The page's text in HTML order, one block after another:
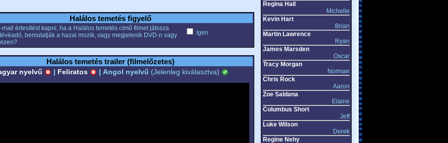
Halálos temetés figyelő
mail értesítést kapni, ha a Halálos temetés című filmet játssza
bemutatják a hazai mozik, vagy megjelenik DVD-n vagy
Igen
Halálos temetés trailer (filmelőzetes)
nyelvű | Feliratos | Angol nyelvű (Jelenleg kiválasztva)
Regina Hall
Michelle
Kevin Hart
Brian
Martin Lawrence
Ryan
James Marsden
Oscar
Tracy Morgan
Norman
Chris Rock
Aaron
Zoe Saldana
Elaine
Columbus Short
Jeff
Luke Wilson
Derek
Regine Nehy